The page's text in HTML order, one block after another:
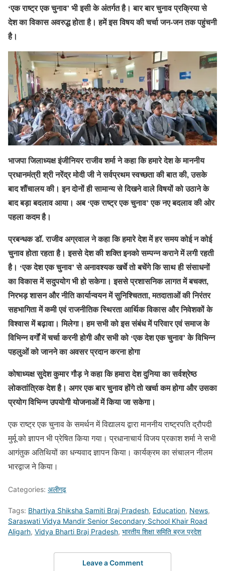
‘एक राष्ट्र एक चुनाव’ भी इसी के अंतर्गत है। बार बार चुनाव प्रक्रिया से
देश का विकास अवरुद्ध होता है। हमें इस विषय की चर्चा जन-जन तक पहुंचनी
है।
भाजपा जिलाध्यक्ष इंजीनियर राजीव शर्मा ने कहा कि हमारे देश के माननीय
प्रधानमंत्री श्री नरेंद्र मोदी जी ने सर्वप्रथम स्वच्छता की बात की, उसके
बाद शौंचालय की। इन दोनों ही सामान्य से दिखने वाले विषयों को उठाने के
बाद बड़ा बदलाव आया। अब ‘एक राष्ट्र एक चुनाव’ एक नए बदलाव की ओर
पहला कदम है।
प्रबन्धक डॉ. राजीव अग्रवाल ने कहा कि हमारे देश में हर समय कोई न कोई
चुनाव होता रहता है। इससे देश की शक्ति इनको सम्पन्न कराने में लगी रहती
है। ‘एक देश एक चुनाव’ से अनावश्यक खर्चे तो बचेंगे कि साथ ही संसाधनों
का विकास में सदुपयोग भी हो सकेगा। इससे प्रशासनिक लागत में बचक्त,
निरभड़ शासन और नीति कार्यान्वयन में सुनिश्चितता, मतदाताओं की निरंतर
सहभागिता में कमी एवं राजनीतिक स्थिरता आर्थिक विकास और निवेशकों के
विश्वास में बढ़ावा। मिलेगा। हम सभी को इस संबंध में परिवार एवं समाज के
विभिन्न वर्गों में चर्चा करनी होगी और सभी को ‘एक देश एक चुनाव’ के विभिन्न
पहलुओं को जानने का अवसर प्रदान करना होगा
कोषाध्यक्ष सुदेश कुमार गौड़ ने कहा कि हमारा देश दुनिया का सर्वश्रेष्ठ
लोकतांत्रिक देश है। अगर एक बार चुनाव होंगे तो खर्चा कम होगा और उसका
प्रयोग विभिन्न उपयोगी योजनाओं में किया जा सकेगा।
एक राष्ट्र एक चुनाव के समर्थन में विद्यालय द्वारा माननीय राष्ट्रपति द्रौपदी
मुर्मू को ज्ञापन भी प्रेषित किया गया। प्रधानाचार्य विजय प्रकाश शर्मा ने सभी
आगंतुक अतिथियों का धन्यवाद ज्ञापन किया। कार्यक्रम का संचालन नीलम
भारद्वाज ने किया।
Categories: अलीगढ़
Tags: Bhartiya Shiksha Samiti Braj Pradesh, Education, News,
Saraswati Vidya Mandir Senior Secondary School Khair Road
Aligarh, Vidya Bharti Braj Pradesh, भारतीय शिक्षा समिति ब्रज प्रदेश
Leave a Comment